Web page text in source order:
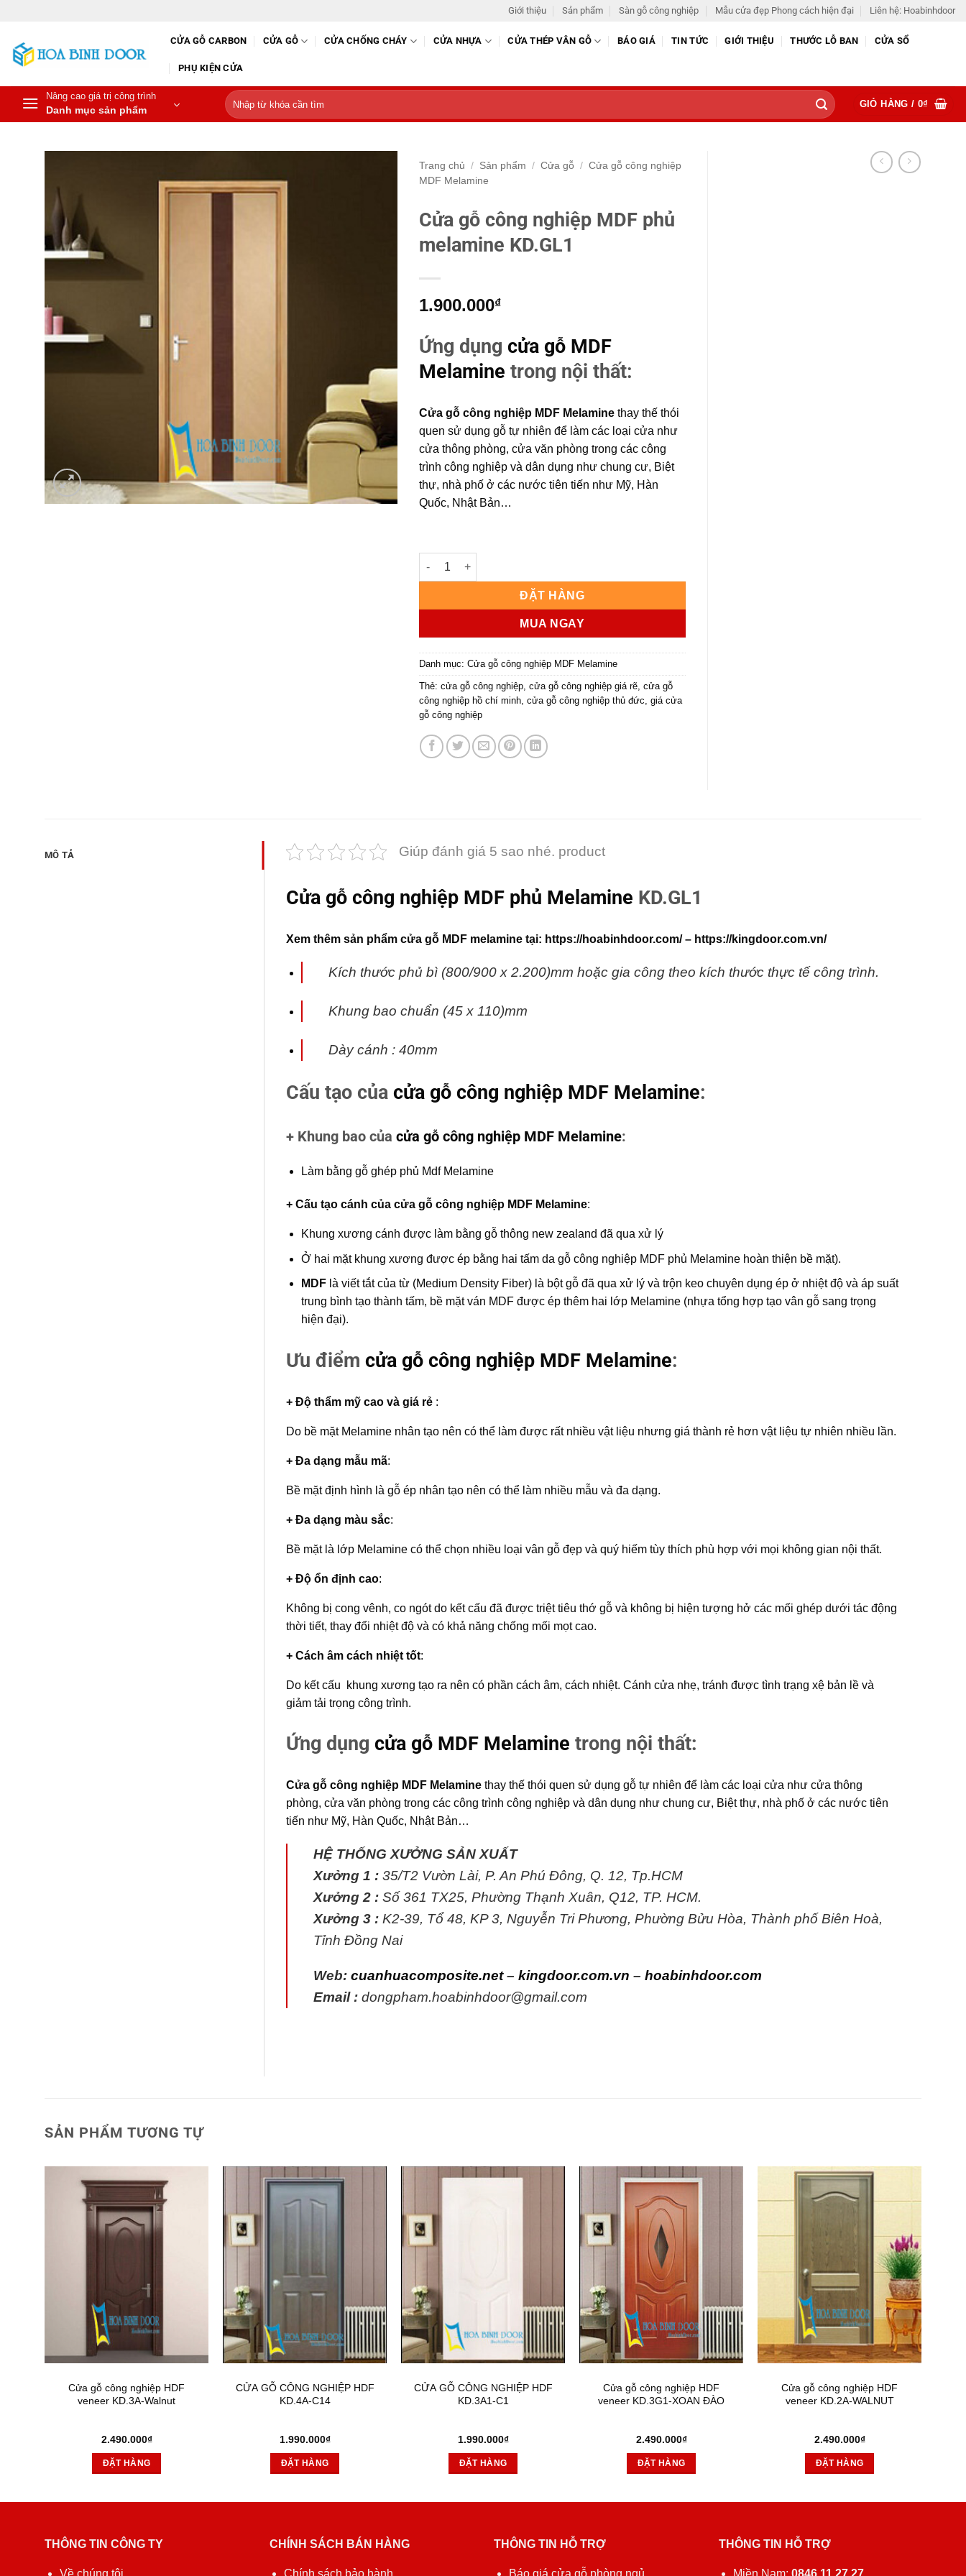
nội
dung
Giới thiệu Sản phẩm Sàn gỗ công nghiệp Mẫu cửa đẹp Phong cách hiện đại Liên hệ: Hoabinhdoor
CỬA GỖ CARBON CỬA GỖ CỬA CHỐNG CHÁY CỬA NHỰA CỬA THÉP VÂN GỖ BÁO GIÁ TIN TỨC GIỚI THIỆU THƯỚC LỖ BAN CỬA SỔ
PHỤ KIỆN CỬA
Nâng cao giá trị công trình
Danh mục sản phẩm
Tìm
kiếm:
GIỎ HÀNG / 0₫
Trang chủ / Sản phẩm / Cửa gỗ / Cửa gỗ công nghiệp
MDF Melamine
Cửa gỗ công nghiệp MDF phủ
melamine KD.GL1
1.900.000₫
Ứng dụng cửa gỗ MDF
Melamine trong nội thất:
Cửa gỗ công nghiệp MDF Melaminethay thế thói
quen sử dụng gỗ tự nhiên để làm các loại cửa như
cửa thông phòng, cửa văn phòng trong các công
trình công nghiệp và dân dụng như chung cư, Biệt
thự, nhà phố ở các nước tiên tiến như Mỹ, Hàn
Quốc, Nhật Bản…
Cửa gỗ công nghiệp MDF phủ melamine KD.GL1 số lượng
ĐẶT HÀNG
MUA NGAY
Danh mục: Cửa gỗ công nghiệp MDF Melamine
Thẻ: cửa gỗ công nghiệp, cửa gỗ công nghiệp giá rẽ, cửa gỗ
công nghiệp hồ chí minh, cửa gỗ công nghiệp thủ đức giá cửa
gỗ công nghiệp
MÔ TẢ Giúp đánh giá 5 sao nhé. product
Cửa gỗ công nghiệp MDF phủ Melamine KD.GL1
Xem thêm sản phẩm cửa gỗ MDF melamine tại: https://hoabinhdoor.com/– https://kingdoor.com.vn/
Kích thước phủ bì (800/900 x 2.200)mm hoặc gia công theo kích thước thực tế công trình.
Khung bao chuẩn (45 x 110)mm
Dày cánh : 40mm
Cấu tạo của cửa gỗ công nghiệp MDF Melamine:
+ Khung bao của cửa gỗ công nghiệp MDF Melamine:
Làm bằng gỗ ghép phủ Mdf Melamine
+ Cấu tạo cánh của cửa gỗ công nghiệp MDF Melamine:
Khung xương cánh được làm bằng gỗ thông new zealand đã qua xử lý
Ở hai mặt khung xương được ép bằng hai tấm da gỗ công nghiệp MDF phủ Melamine hoàn thiện bề mặt).
MDFlà viết tắt của từ (Medium Density Fiber) là bột gỗ đã qua xử lý và trộn keo chuyên dụng ép ở nhiệt độ và áp suất
trung bình tạo thành tấm, bề mặt ván MDF được ép thêm hai lớp Melamine (nhựa tổng hợp tạo vân gỗ sang trọng
hiện đại).
Ưu điểm cửa gỗ công nghiệp MDF Melamine:
+ Độ thẩm mỹ cao và giá rẻ :
Do bề mặt Melamine nhân tạo nên có thể làm được rất nhiều vật liệu nhưng giá thành rẻ hơn vật liệu tự nhiên nhiều lần.
+ Đa dạng mẫu mã:
Bề mặt định hình là gỗ ép nhân tạo nên có thể làm nhiều mẫu và đa dạng.
+ Đa dạng màu sắc:
Bề mặt là lớp Melamine có thể chọn nhiều loại vân gỗ đẹp và quý hiếm tùy thích phù hợp với mọi không gian nội thất.
+ Độ ổn định cao:
Không bị cong vênh, co ngót do kết cấu đã được triệt tiêu thớ gỗ và không bị hiện tượng hở các mối ghép dưới tác động
thời tiết, thay đổi nhiệt độ và có khả năng chống mối mọt cao.
+ Cách âm cách nhiệt tốt:
Do kết cấu khung xương tạo ra nên có phần cách âm, cách nhiệt. Cánh cửa nhẹ, tránh được tình trạng xệ bản lề và
giảm tải trọng công trình.
Ứng dụng cửa gỗ MDF Melamine trong nội thất:
Cửa gỗ công nghiệp MDF Melamine thay thế thói quen sử dụng gỗ tự nhiên để làm các loại cửa như cửa thông
phòng, cửa văn phòng trong các công trình công nghiệp và dân dụng như chung cư, Biệt thự, nhà phố ở các nước tiên
tiến như Mỹ, Hàn Quốc, Nhật Bản…
HỆ THỐNG XƯỞNG SẢN XUẤT
Xưởng 1 : 35/T2 Vườn Lài, P. An Phú Đông, Q. 12, Tp.HCM
Xưởng 2 : Số 361 TX25, Phường Thạnh Xuân, Q12, TP. HCM.
Xưởng 3 : K2-39, Tổ 48, KP 3, Nguyễn Tri Phương, Phường Bửu Hòa, Thành phố Biên Hoà,
Tỉnh Đồng Nai
Web: cuanhuacomposite.net– kingdoor.com.vn – hoabinhdoor.com
Email : dongpham.hoabinhdoor@gmail.com
SẢN PHẨM TƯƠNG TỰ
Cửa gỗ công nghiệp HDF
veneer KD.3A-Walnut
2.490.000₫
ĐẶT HÀNG
CỬA GỖ CÔNG NGHIỆP HDF
KD.4A-C14
1.990.000₫
ĐẶT HÀNG
CỬA GỖ CÔNG NGHIỆP HDF
KD.3A1-C1
1.990.000₫
ĐẶT HÀNG
Cửa gỗ công nghiệp HDF
veneer KD.3G1-XOAN ĐÀO
2.490.000₫
ĐẶT HÀNG
Cửa gỗ công nghiệp HDF
veneer KD.2A-WALNUT
2.490.000₫
ĐẶT HÀNG
THÔNG TIN CÔNG TY CHÍNH SÁCH BÁN HÀNG THÔNG TIN HỖ TRỢ THÔNG TIN HỖ TRỢ